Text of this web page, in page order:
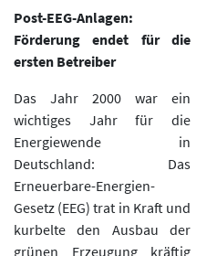
Post-EEG-Anlagen:
Förderung endet für die
ersten Betreiber
Das Jahr 2000 war ein
wichtiges Jahr für die
Energiewende in
Deutschland: Das
Erneuerbare-Energien-
Gesetz (EEG) trat in Kraft und
kurbelte den Ausbau der
grünen Erzeugung kräftig